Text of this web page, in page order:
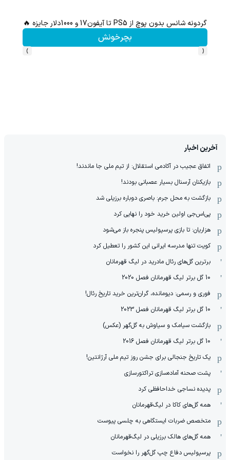
گردونه شانس بدون پوچ از PS5 تا آیفون17 و 1000دلار جایزه 🔥
بچرخونش
‹
›
آخرین اخبار
اتفاق عجیب در آکادمی استقلال: از تیم ملی جا ماندند!
بازیکنان آرسنال بسیار عصبانی بودند!
بازگشت به محل جرم: باصری دوباره برزیلی شد
پی‌اس‌جی اولین خرید خود را نهایی کرد
هزاریان: تا بازی پرسپولیس پنجره باز می‌شود
کویت تنها مدرسه ایرانی این کشور را تعطیل کرد
برترین گل‌های رئال مادرید در لیگ قهرمانان
10 گل برتر لیگ قهرمانان فصل 2020
فوری و رسمی: دیومانده، گران‌ترین خرید تاریخ رئال!
10 گل برتر لیگ قهرمانان فصل 2023
بازگشت سیامک و سیاوش به گل‌گهر (عکس)
10 گل برتر لیگ قهرمانان فصل 2016
یک تاریخ جنجالی برای جشن روز تیم ملی آرژانتین!
پشت صحنه آماده‌سازی تراکتورسازی
پدیده نساجی خداحافظی کرد
همه گل‌های کاکا در لیگ‌قهرمانان
متخصص ضربات ایستگاهی به چلسی پیوست
همه گل‌های هالک برزیلی در لیگ‌قهرمانان
پرسپولیس دفاع چپ گل‌گهر را نخواست